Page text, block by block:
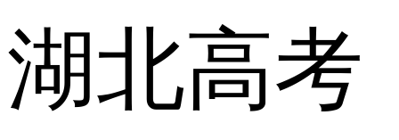
湖北高考